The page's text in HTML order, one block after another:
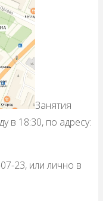
Занятия
в 18:30, по адресу:
23, или лично в